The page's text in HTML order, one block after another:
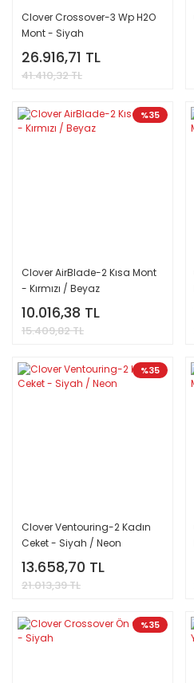
Clover Crossover-3 Wp H2O
Mont - Siyah
26.916,71 TL
41.410,32 TL
%35
Clover AirBlade-2 Kısa Mont
- Kırmızı / Beyaz
10.016,38 TL
15.409,82 TL
%35
Clover Ventouring-2 Kadın
Ceket - Siyah / Neon
13.658,70 TL
21.013,39 TL
%35